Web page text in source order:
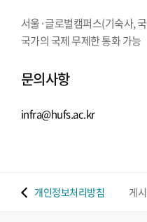
서울·글로벌캠퍼스(기숙사,
국가의 국제 무제한 통화 가능
문의사항
infra@hufs.ac.kr
개인정보처리방침 게